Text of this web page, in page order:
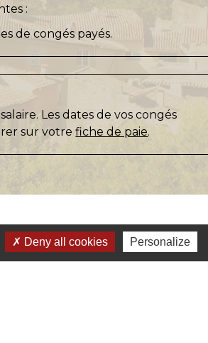
:
de congés payés.
Les dates de vos congés
sur votrefiche de paie.
Signaler une erreur sur cette page
Deny all cookies Personalize